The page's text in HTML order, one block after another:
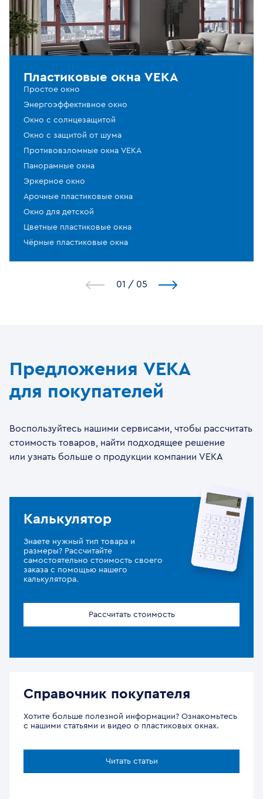
Пластиковые окна VEKA
Простое окно
Энергоэффективное окно
Окно с солнцезащитой
Окно с защитой от шума
Противовзломные окна VEKA
Панорамные окна
Эркерное окно
Арочные пластиковые окна
Окно для детской
Цветные пластиковые окна
Чёрные пластиковые окна
1 / 5
Предложения VEKA
для покупателей
Воспользуйтесь нашими сервисами, чтобы рассчитать
стоимость товаров, найти подходящее решение
или узнать больше о продукции компании VEKA
Калькулятор
Знаете нужный тип товара и
размеры? Рассчитайте
самостоятельно стоимость своего
заказа с помощью нашего
калькулятора.
Рассчитать стоимость
Справочник покупателя
Хотите больше полезной информации? Ознакомьтесь
с нашими статьями и видео о пластиковых окнах.
Читать статьи